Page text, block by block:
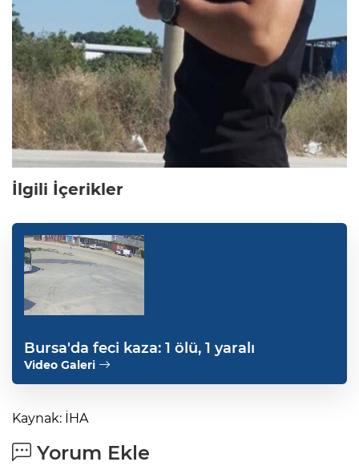
İlgili İçerikler
Bursa'da feci kaza: 1 ölü, 1 yaralı
Video Galeri
Kaynak: İHA
Yorum Ekle